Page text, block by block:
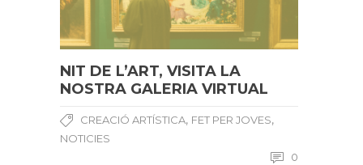
NIT DE L’ART, VISITA LA
NOSTRA GALERIA VIRTUAL
CREACIÓ ARTÍSTICA, FET PER JOVES,
NOTICIES
0